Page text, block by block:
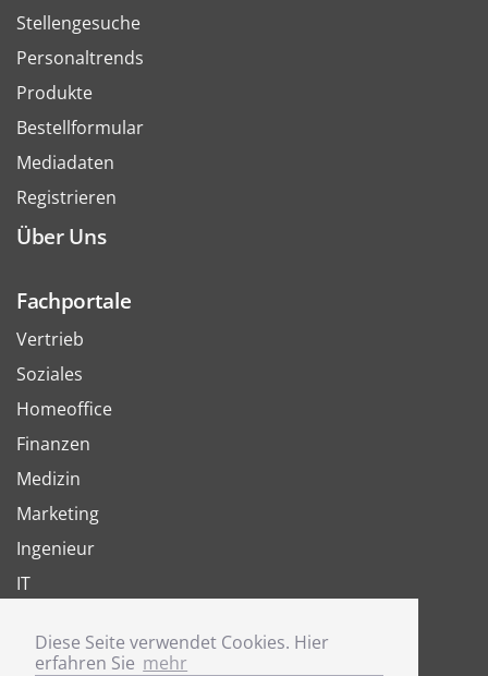
Diese Seite verwendet Cookies. Hier
erfahren Sie mehr
Stellengesuche
Personaltrends
Produkte
Bestellformular
Mediadaten
Registrieren
Über Uns
Fachportale
Vertrieb
Soziales
Homeoffice
Finanzen
Medizin
Marketing
Ingenieur
IT
Joboter